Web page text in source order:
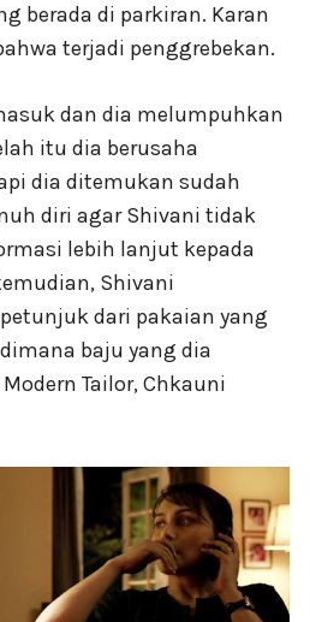
berada di parkiran. Karan
terjadi penggrebekan.
dan dia melumpuhkan
itu dia berusaha
dia ditemukan sudah
diri agar Shivani tidak
lebih lanjut kepada
Shivani
dari pakaian yang
baju yang dia
Tailor, Chkauni